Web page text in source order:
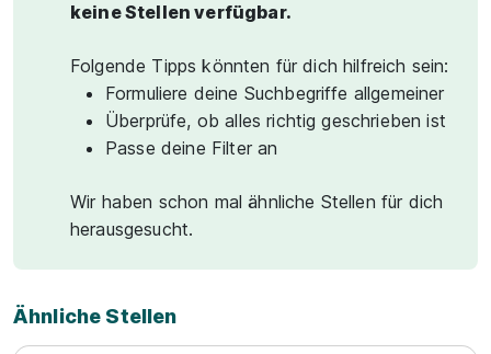
keine Stellen verfügbar.
Folgende Tipps könnten für dich hilfreich sein:
Formuliere deine Suchbegriffe allgemeiner
Überprüfe, ob alles richtig geschrieben ist
Passe deine Filter an
Wir haben schon mal ähnliche Stellen für dich
herausgesucht.
Ähnliche Stellen